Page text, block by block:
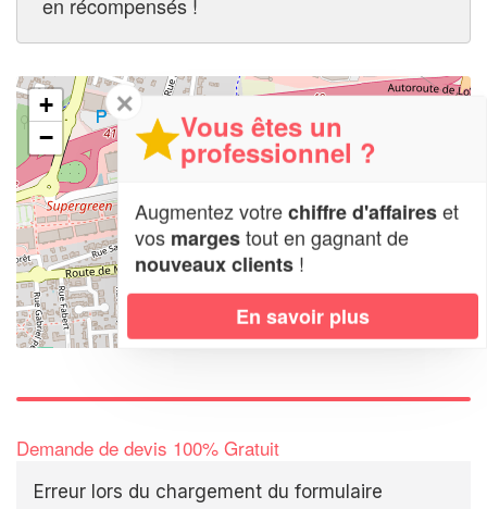
+
−
Leaflet| Map data ©OpenStreetMap contributors,CC-BY-SA
Demande de devis 100% Gratuit
Erreur lors du chargement du formulaire
✕
Vous êtes un
professionnel ?
Augmentez votrechiffre d'affaireset
vos margestout en gagnant de
nouveaux clients !
En savoir plus